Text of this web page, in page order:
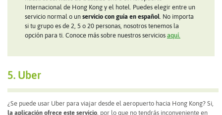
Internacional de Hong Kong y el hotel. Puedes elegir entre un
servicio normal o un servicio con guía en español . No importa
si tu grupo es de 2, 5 o 20 personas, nosotros tenemos la
opción para ti. Conoce más sobre nuestros servicios aquí.
5. Uber
¿Se puede usar Uber para viajar desde el aeropuerto hacia Hong Kong? Si,
la aplicación ofrece este servicio , por lo que no tendrás inconveniente en